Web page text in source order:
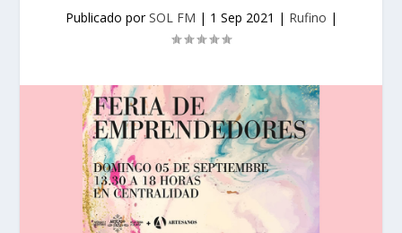
Publicado porSOL FM | 1 Sep 2021 | Rufino |